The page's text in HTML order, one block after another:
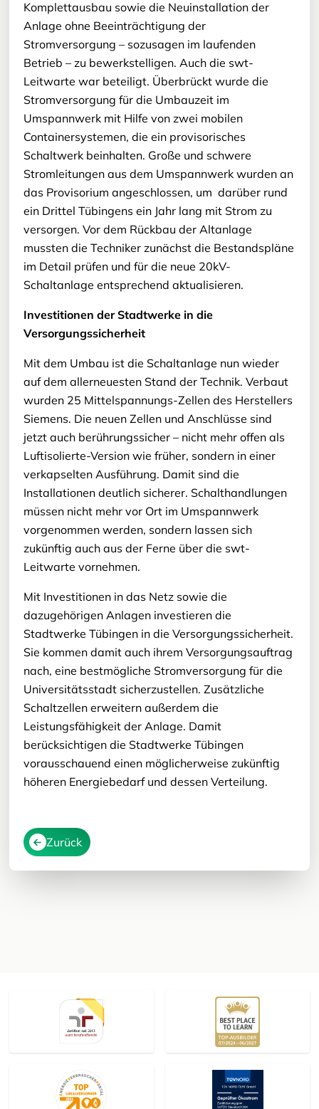
Komplettausbau sowie die Neuinstallation der
Anlage ohne Beeinträchtigung der
Stromversorgung – sozusagen im laufenden
Betrieb – zu bewerkstelligen. Auch die swt-
Leitwarte war beteiligt. Überbrückt wurde die
Stromversorgung für die Umbauzeit im
Umspannwerk mit Hilfe von zwei mobilen
Containersystemen, die ein provisorisches
Schaltwerk beinhalten. Große und schwere
Stromleitungen aus dem Umspannwerk wurden an
das Provisorium angeschlossen, um darüber rund
ein Drittel Tübingens ein Jahr lang mit Strom zu
versorgen. Vor dem Rückbau der Altanlage
mussten die Techniker zunächst die Bestandspläne
im Detail prüfen und für die neue 20kV-
Schaltanlage entsprechend aktualisieren.
Investitionen der Stadtwerke in die
Versorgungssicherheit
Mit dem Umbau ist die Schaltanlage nun wieder
auf dem allerneuesten Stand der Technik. Verbaut
wurden 25 Mittelspannungs-Zellen des Herstellers
Siemens. Die neuen Zellen und Anschlüsse sind
jetzt auch berührungssicher – nicht mehr offen als
Luftisolierte-Version wie früher, sondern in einer
verkapselten Ausführung. Damit sind die
Installationen deutlich sicherer. Schalthandlungen
müssen nicht mehr vor Ort im Umspannwerk
vorgenommen werden, sondern lassen sich
zukünftig auch aus der Ferne über die swt-
Leitwarte vornehmen.
Mit Investitionen in das Netz sowie die
dazugehörigen Anlagen investieren die
Stadtwerke Tübingen in die Versorgungssicherheit.
Sie kommen damit auch ihrem Versorgungsauftrag
nach, eine bestmögliche Stromversorgung für die
Universitätsstadt sicherzustellen. Zusätzliche
Schaltzellen erweitern außerdem die
Leistungsfähigkeit der Anlage. Damit
berücksichtigen die Stadtwerke Tübingen
vorausschauend einen möglicherweise zukünftig
höheren Energiebedarf und dessen Verteilung.
Zurück